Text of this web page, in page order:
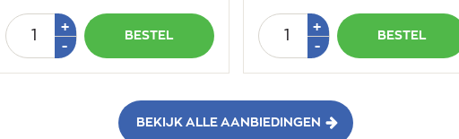
Aantal +Plus
-Min
BESTEL
Aantal +Plus
-Min
BESTEL
BEKIJK ALLE AANBIEDINGEN